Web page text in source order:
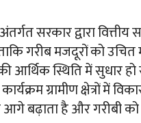
सरकार द्वारा वित्तीय
गरीब मजदूरों को
स्थिति में सुधार
ग्रामीण क्षेत्रों में
आगे बढ़ाता है और गरीबी